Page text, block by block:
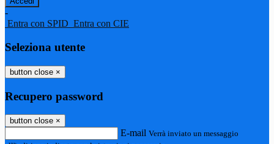
-
Entra con SPID Entra con CIE
Seleziona utente
button close ×
Recupero password
button close ×
E-mail Verrà inviato un messaggio